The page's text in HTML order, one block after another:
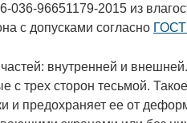
036-96651179-2015 из
с допусками согласно
внутренней и
трех сторон тесьмой.
и предохраняет ее от